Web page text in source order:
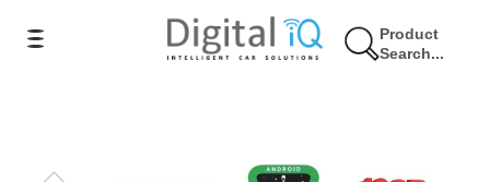
Product
Search...